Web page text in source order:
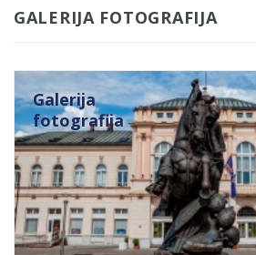
GALERIJA FOTOGRAFIJA
Galerija
fotografija